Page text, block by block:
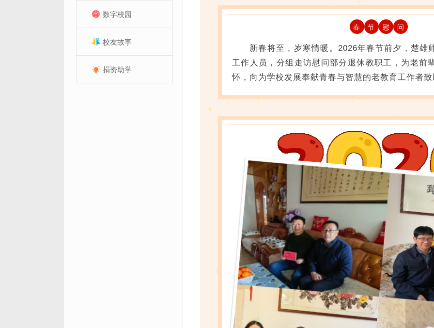
数字校园
校友故事
捐资助学
春 节 慰 问
新春将至，岁寒情暖。2026年春节前夕，楚雄
工作人员，分组走访慰问部分退休教职工，为老前
怀，向为学校发展奉献青春与智慧的老教育工作者